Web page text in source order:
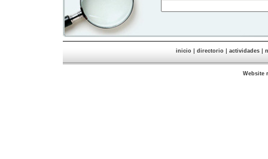
inicio| directorio| actividades|
Website